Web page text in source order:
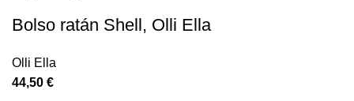
Bolso ratán Shell, Olli Ella
Olli Ella
44,50 €